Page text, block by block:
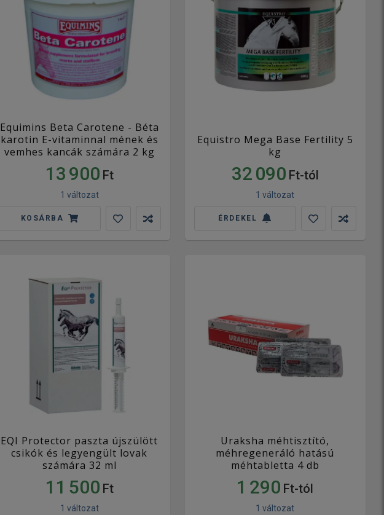
Equimins Beta Carotene - Béta
karotin E-vitaminnal mének és
vemhes kancák számára 2 kg
13 900 Ft
1 változat
KOSÁRBA
Equistro Mega Base Fertility 5
kg
32 090 Ft-tól
1 változat
ÉRDEKEL
EQI Protector paszta újszülött
csikók és legyengült lovak
számára 32 ml
11 500 Ft
1 változat
Uraksha méhtisztító,
méhregeneráló hatású
méhtabletta 4 db
1 290 Ft-tól
1 változat